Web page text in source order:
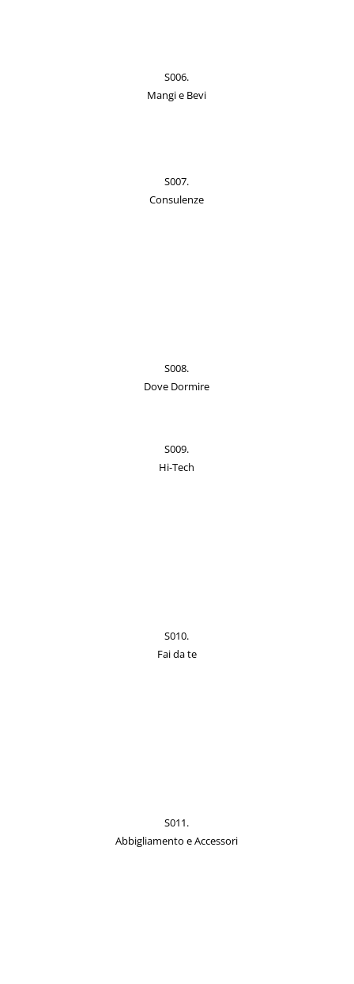
S006.
Mangi e Bevi
S007.
Consulenze
S008.
Dove Dormire
S009.
Hi-Tech
S010.
Fai da te
S011.
Abbigliamento e Accessori